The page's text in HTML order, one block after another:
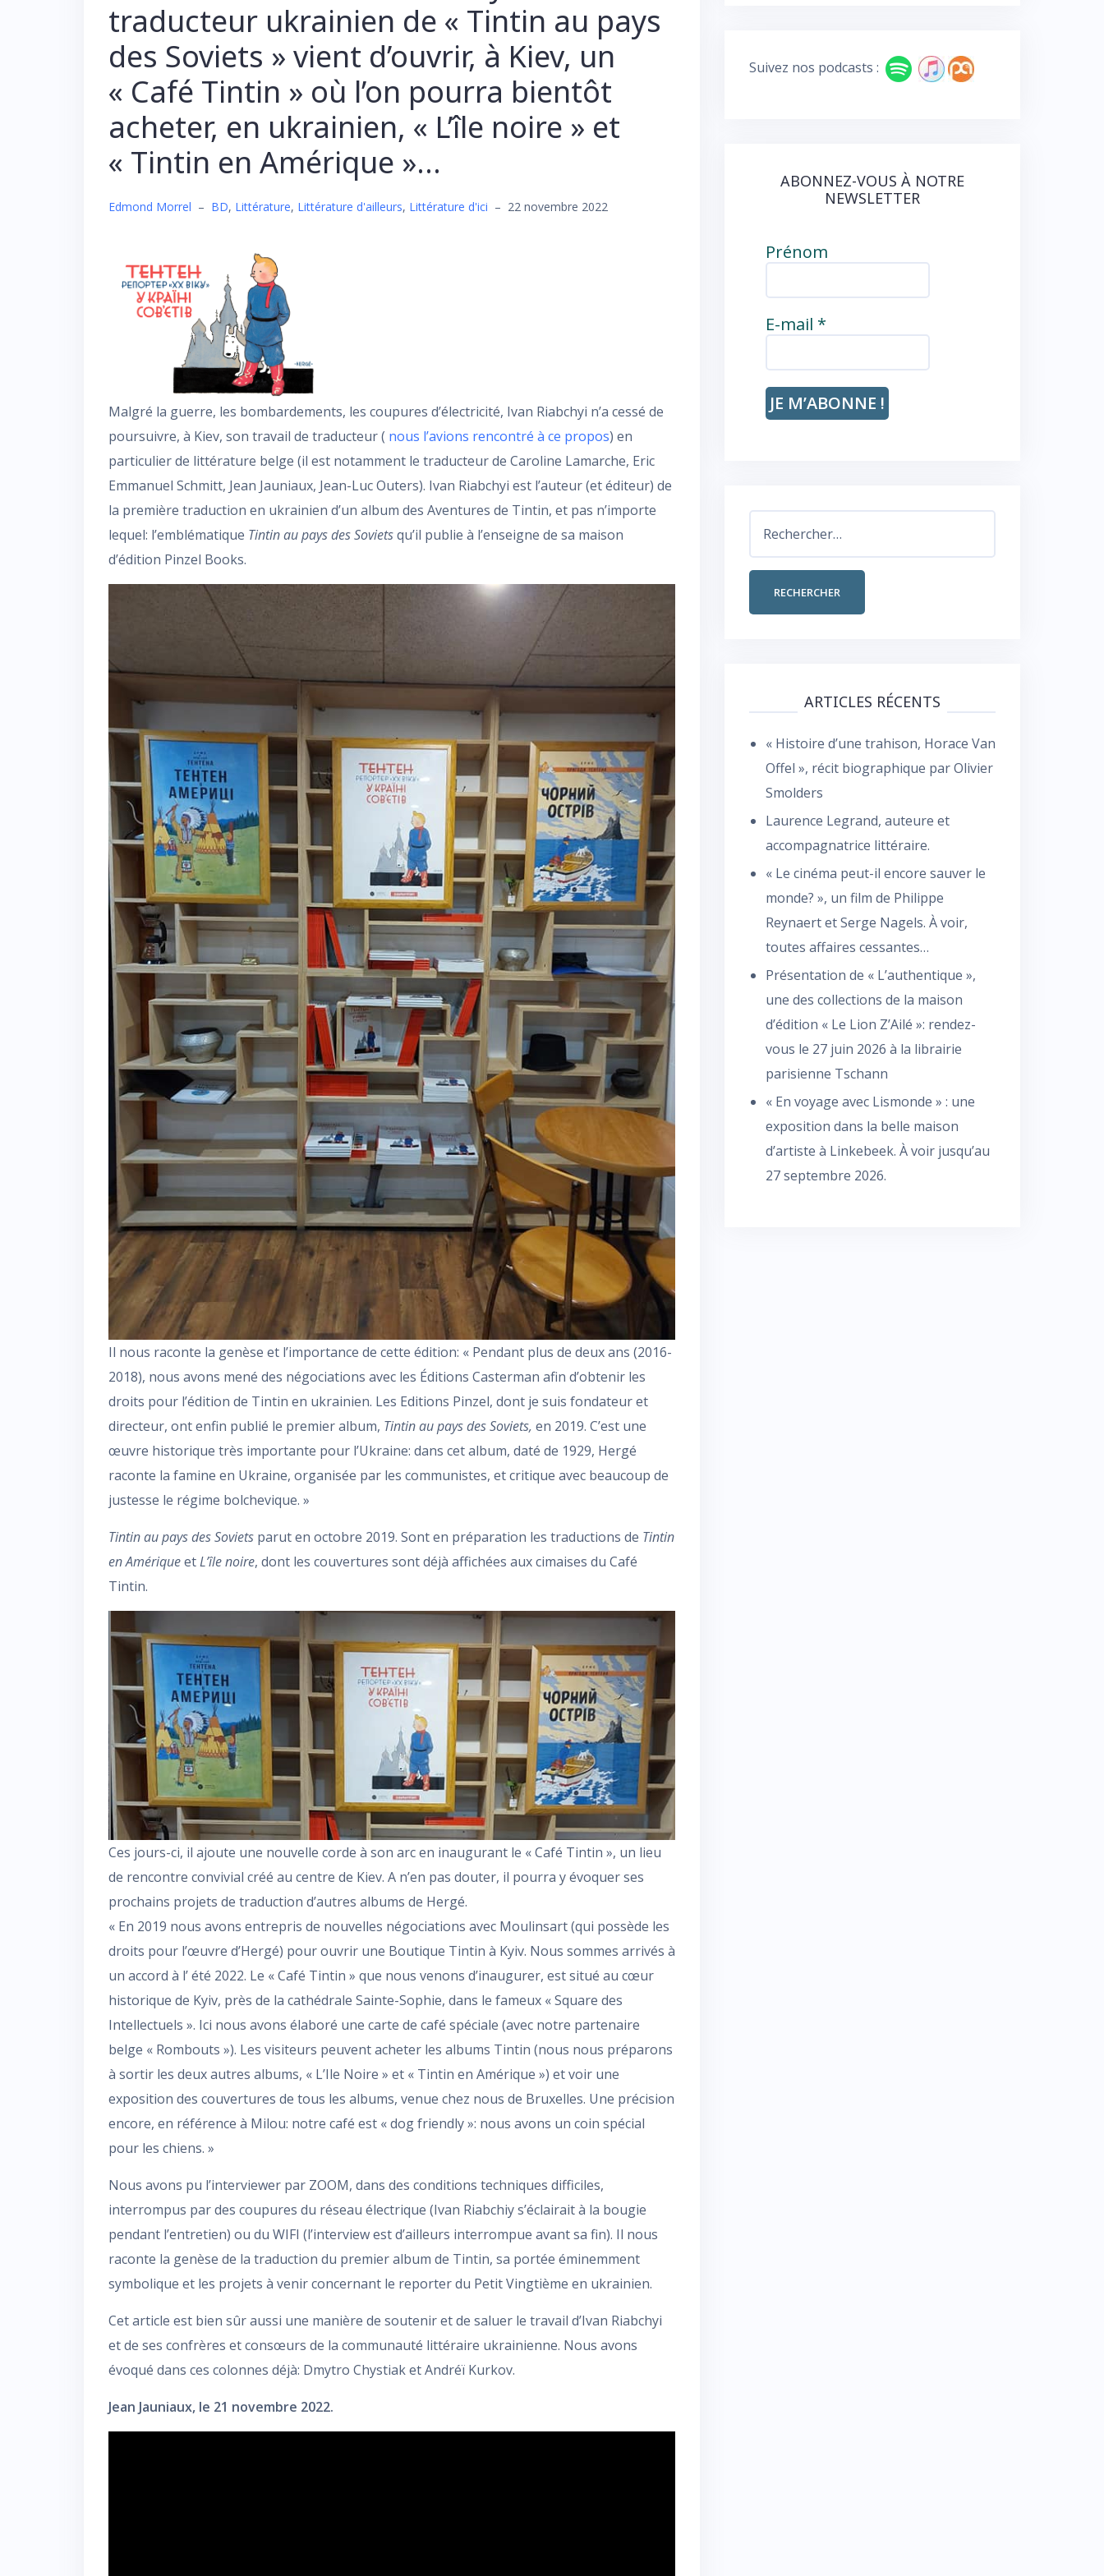
traducteur ukrainien de « Tintin au pays
des Soviets » vient d’ouvrir, à Kiev, un
« Café Tintin » où l’on pourra bientôt
acheter, en ukrainien, « L’île noire » et
« Tintin en Amérique »…
Edmond Morrel – BD, Littérature, Littérature d'ailleurs, Littérature d'ici – 22 novembre 2022
Malgré la guerre, les bombardements, les coupures d’électricité, Ivan Riabchyi n’a cessé de
poursuivre, à Kiev, son travail de traducteur ( nous l’avions rencontré à ce propos) en
particulier de littérature belge (il est notamment le traducteur de Caroline Lamarche, Eric
Emmanuel Schmitt, Jean Jauniaux, Jean-Luc Outers). Ivan Riabchyi est l’auteur (et éditeur) de
la première traduction en ukrainien d’un album des Aventures de Tintin, et pas n’importe
lequel: l’emblématique Tintin au pays des Sovietsqu’il publie à l’enseigne de sa maison
d’édition Pinzel Books.
Il nous raconte la genèse et l’importance de cette édition: « Pendant plus de deux ans (2016-
2018), nous avons mené des négociations avec les Éditions Casterman afin d’obtenir les
droits pour l’édition de Tintin en ukrainien. Les Editions Pinzel, dont je suis fondateur et
directeur, ont enfin publié le premier album, Tintin au pays des Soviets, en 2019. C’est une
œuvre historique très importante pour l’Ukraine: dans cet album, daté de 1929, Hergé
raconte la famine en Ukraine, organisée par les communistes, et critique avec beaucoup de
justesse le régime bolchevique. »
Tintin au pays des Soviets parut en octobre 2019. Sont en préparation les traductions de Tintin
en AmériqueetL’île noire, dont les couvertures sont déjà affichées aux cimaises du Café
Tintin.
Ces jours-ci, il ajoute une nouvelle corde à son arc en inaugurant le « Café Tintin », un lieu
de rencontre convivial créé au centre de Kiev. A n’en pas douter, il pourra y évoquer ses
prochains projets de traduction d’autres albums de Hergé.
« En 2019 nous avons entrepris de nouvelles négociations avec Moulinsart (qui possède les
droits pour l’œuvre d’Hergé) pour ouvrir une Boutique Tintin à Kyiv. Nous sommes arrivés à
un accord à l’ été 2022. Le « Café Tintin » que nous venons d’inaugurer, est situé au cœur
historique de Kyiv, près de la cathédrale Sainte-Sophie, dans le fameux « Square des
Intellectuels ». Ici nous avons élaboré une carte de café spéciale (avec notre partenaire
belge « Rombouts »). Les visiteurs peuvent acheter les albums Tintin (nous nous préparons
à sortir les deux autres albums, « L’Ile Noire » et « Tintin en Amérique ») et voir une
exposition des couvertures de tous les albums, venue chez nous de Bruxelles. Une précision
encore, en référence à Milou: notre café est « dog friendly »: nous avons un coin spécial
pour les chiens. »
Nous avons pu l’interviewer par ZOOM, dans des conditions techniques difficiles,
interrompus par des coupures du réseau électrique (Ivan Riabchiy s’éclairait à la bougie
pendant l’entretien) ou du WIFI (l’interview est d’ailleurs interrompue avant sa fin). Il nous
raconte la genèse de la traduction du premier album de Tintin, sa portée éminemment
symbolique et les projets à venir concernant le reporter du Petit Vingtième en ukrainien.
Cet article est bien sûr aussi une manière de soutenir et de saluer le travail d’Ivan Riabchyi
et de ses confrères et consœurs de la communauté littéraire ukrainienne. Nous avons
évoqué dans ces colonnes déjà: Dmytro Chystiak et Andréï Kurkov.
Jean Jauniaux, le 21 novembre 2022.
o
Suivez nos podcasts :
ABONNEZ-VOUS À NOTRE
NEWSLETTER
Prénom
E-mail *
ARTICLES RÉCENTS
« Histoire d’une trahison, Horace Van
Offel », récit biographique par Olivier
Smolders
Laurence Legrand, auteure et
accompagnatrice littéraire.
« Le cinéma peut-il encore sauver le
monde? », un film de Philippe
Reynaert et Serge Nagels. À voir,
toutes affaires cessantes…
Présentation de « L’authentique »,
une des collections de la maison
d’édition « Le Lion Z’Ailé »: rendez-
vous le 27 juin 2026 à la librairie
parisienne Tschann
« En voyage avec Lismonde » : une
exposition dans la belle maison
d’artiste à Linkebeek. À voir jusqu’au
27 septembre 2026.